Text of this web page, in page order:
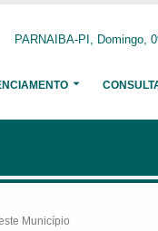
PARNAIBA-PI, Domingo,
Município